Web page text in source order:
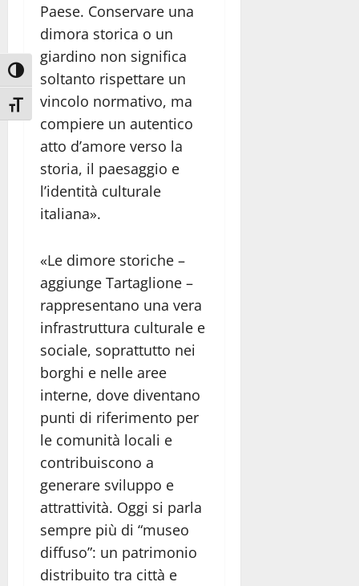
Attiva/disattiva alto contrasto
Attiva/disattiva dimensione testo
Paese. Conservare una
dimora storica o un
giardino non significa
soltanto rispettare un
vincolo normativo, ma
compiere un autentico
atto d’amore verso la
storia, il paesaggio e
l’identità culturale
italiana».
«Le dimore storiche –
aggiunge Tartaglione –
rappresentano una vera
infrastruttura culturale e
sociale, soprattutto nei
borghi e nelle aree
interne, dove diventano
punti di riferimento per
le comunità locali e
contribuiscono a
generare sviluppo e
attrattività. Oggi si parla
sempre più di “museo
diffuso”: un patrimonio
distribuito tra città e